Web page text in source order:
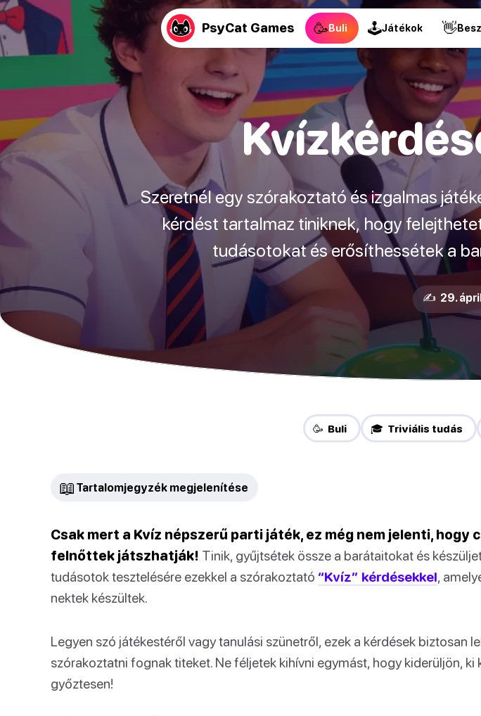
PsyCat Games 🥳Buli 🕹Játékok 👋
Szeretnél egy szórakoztató és izgalmas
kérdést tartalmaz tiniknek, hogy
tudásotokat és erősíthessétek a
✍️ 29.
🥳 Buli 🎓 Triviális tudás
📖 Tartalomjegyzék megjelenítése
Csak mert a Kvíz népszerű parti játék, ez még nem jelenti, hogy
felnőttek játszhatják! Tinik, gyűjtsétek össze a barátaitokat és
tudásotok tesztelésére ezekkel a szórakoztató “Kvíz” kérdésekkel,
nektek készültek.
Legyen szó játékestéről vagy tanulási szünetről, ezek a kérdések biztosan
szórakoztatni fognak titeket. Ne féljetek kihívni egymást, hogy kiderüljön, ki
győztesen!